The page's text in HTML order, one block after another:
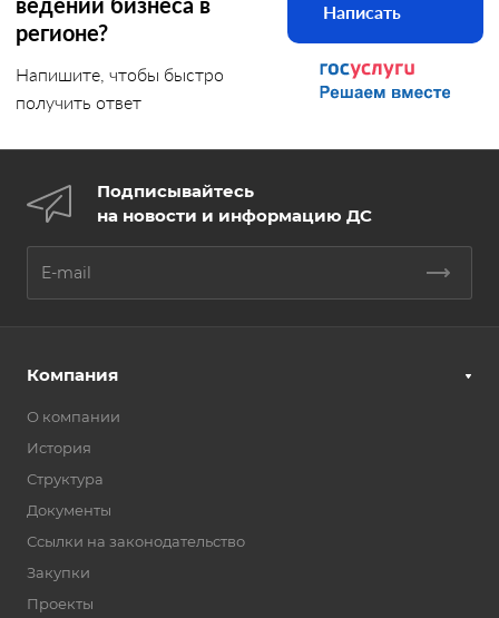
регионе?
Напишите, чтобы быстро
получить ответ
Написать
Подписывайтесь
на новости и информацию ДС
Компания
О компании
История
Структура
Документы
Ссылки на законодательство
Закупки
Проекты